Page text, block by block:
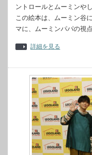
ントロールとムーミンや
この絵本は、ムーミン谷
マに、ムーミンパパの視
詳細を見る